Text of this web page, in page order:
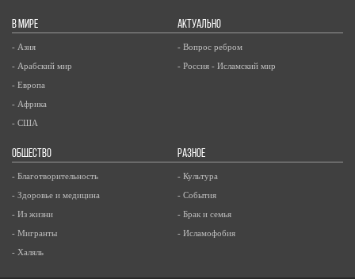
В МИРЕ
- Азия
- Арабский мир
- Европа
- Африка
- США
АКТУАЛЬНО
- Вопрос ребром
- Россия - Исламский мир
ОБЩЕСТВО
- Благотворительность
- Здоровье и медицина
- Из жизни
- Мигранты
- Халяль
РАЗНОЕ
- Культура
- События
- Брак и семья
- Исламофобия